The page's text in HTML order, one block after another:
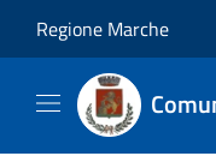
Regione Marche